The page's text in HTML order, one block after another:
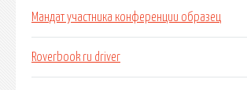
Мандат участника конференции образец
Roverbook ru driver